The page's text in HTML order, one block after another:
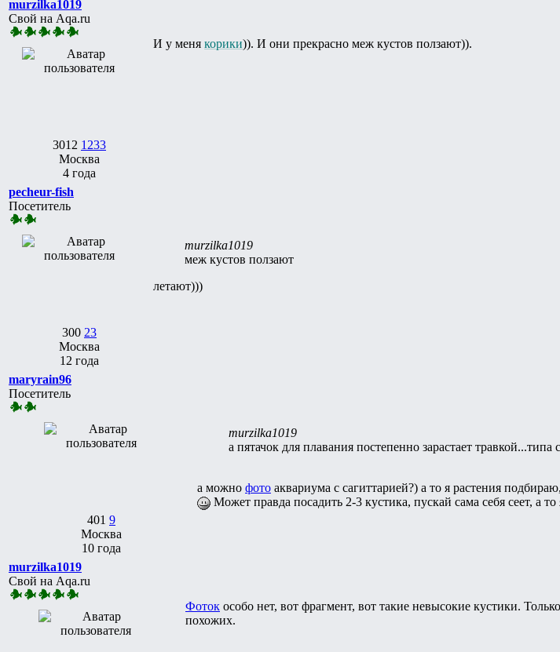
murzilka1019
Свой на Aqa.ru
3012 1233
Москва
4 года
И у меня корики)). И они прекрасно меж кустов ползают)).
pecheur-fish
Посетитель
300 23
Москва
12 года
murzilka1019
меж кустов ползают
летают)))
maryrain96
Посетитель
401 9
Москва
10 года
murzilka1019
а пятачок для плавания постепенно зарастает травкой...типа
а можно фото аквариума с сагиттарией?) а то я растения
Может правда посадить 2-3 кустика, пускай сама себя сеет, а
murzilka1019
Свой на Aqa.ru
Фоток особо нет, вот фрагмент, вот такие невысокие кустики.
похожих.